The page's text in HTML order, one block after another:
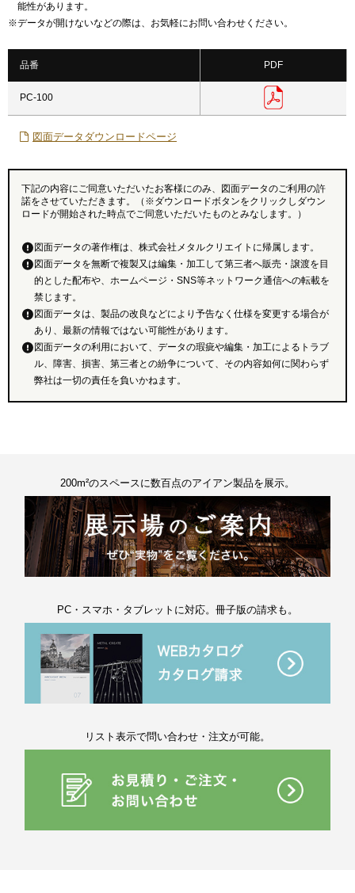
能性があります。
※データが開けないなどの際は、お気軽にお問い合わせください。
品番 PDF
PC-100
図面データダウンロードページ
下記の内容にご同意いただいたお客様にのみ、図面データのご利用の許
諾をさせていただきます。（※ダウンロードボタンをクリックしダウン
ロードが開始された時点でご同意いただいたものとみなします。）
図面データの著作権は、株式会社メタルクリエイトに帰属します。
図面データを無断で複製又は編集・加工して第三者へ販売・譲渡を目
的とした配布や、ホームページ・SNS等ネットワーク通信への転載を
禁じます。
図面データは、製品の改良などにより予告なく仕様を変更する場合が
あり、最新の情報ではない可能性があります。
図面データの利用において、データの瑕疵や編集・加工によるトラブ
ル、障害、損害、第三者との紛争について、その内容如何に関わらず
弊社は一切の責任を負いかねます。
200m²のスペースに数百点のアイアン製品を展示。
PC・スマホ・タブレットに対応。冊子版の請求も。
リスト表示で問い合わせ・注文が可能。